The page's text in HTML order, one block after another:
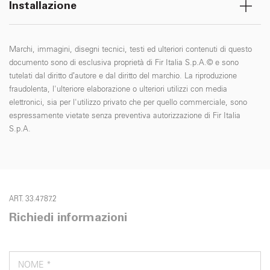
Installazione
Marchi, immagini, disegni tecnici, testi ed ulteriori contenuti di questo
documento sono di esclusiva proprietà di Fir Italia S.p.A.© e sono
tutelati dal diritto d’autore e dal diritto del marchio. La riproduzione
fraudolenta, l'ulteriore elaborazione o ulteriori utilizzi con media
elettronici, sia per l'utilizzo privato che per quello commerciale, sono
espressamente vietate senza preventiva autorizzazione di Fir Italia
S.p.A.
ART. 33.4787.2
Richiedi informazioni
NOME *